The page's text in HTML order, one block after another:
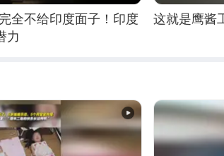
全不给印度面子！印度
力
这就是鹰酱